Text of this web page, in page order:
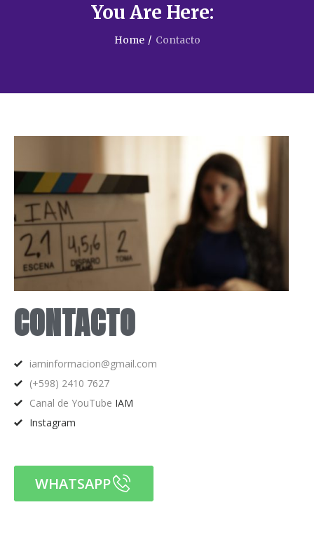
You Are Here:
Home / Contacto
CONTACTO
iaminformacion@gmail.com
(+598) 2410 7627
Canal de YouTube IAM
Instagram
WHATSAPP